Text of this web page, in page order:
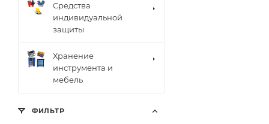
Средства
индивидуальной
защиты
Хранение
инструмента и
мебель
ФИЛЬТР